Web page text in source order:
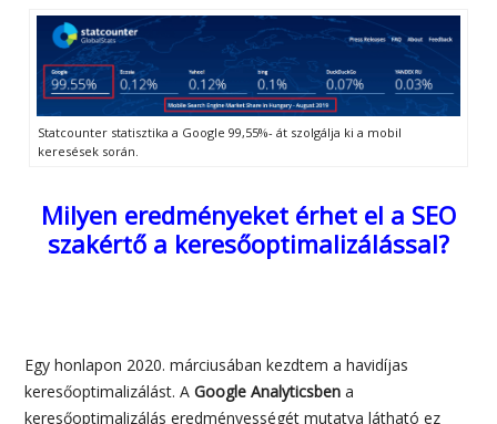
Statcounter statisztika a Google 99,55%- át szolgálja ki a mobil
keresések során.
Milyen eredményeket érhet el a SEO
szakértő a keresőoptimalizálással?
Egy honlapon 2020. márciusában kezdtem a havidíjas
keresőoptimalizálást. AGoogle Analyticsben a
keresőoptimalizálás eredményességét mutatva látható ez